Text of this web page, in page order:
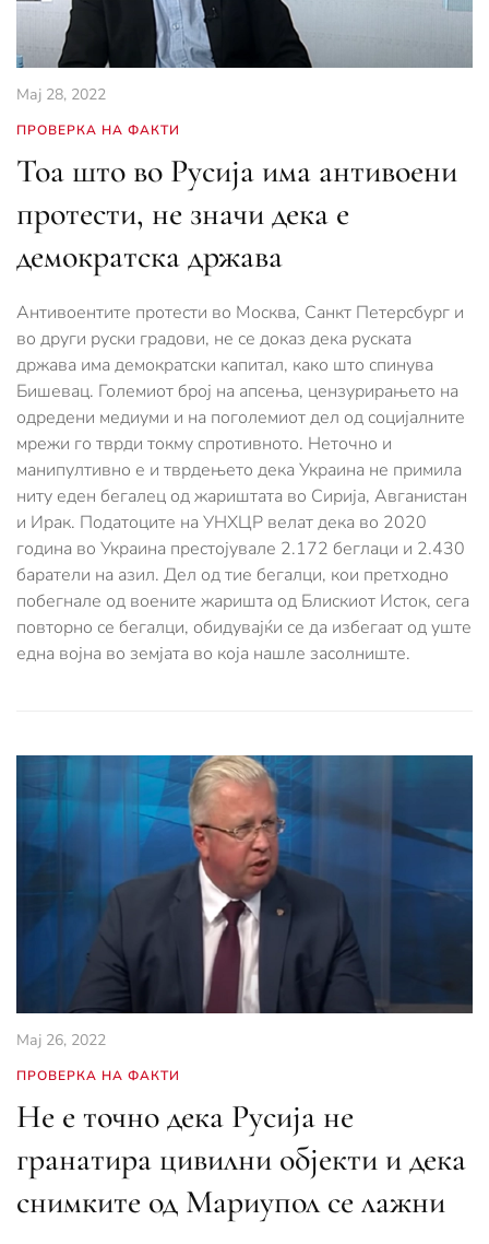
Мај 28, 2022
ПРОВЕРКА НА ФАКТИ
Тоа што во Русија има антивоени
протести, не значи дека е
демократска држава
Антивоентите протести во Москва, Санкт Петерсбург и
во други руски градови, не се доказ дека руската
држава има демократски капитал, како што спинува
Бишевац. Големиот број на апсења, цензурирањето на
одредени медиуми и на поголемиот дел од социјалните
мрежи го тврди токму спротивното. Неточно и
манипултивно е и тврдењето дека Украина не примила
ниту еден бегалец од жариштата во Сирија, Авганистан
и Ирак. Податоците на УНХЦР велат дека во 2020
година во Украина престојувале 2.172 беглаци и 2.430
баратели на азил. Дел од тие бегалци, кои претходно
побегнале од воените жаришта од Блискиот Исток, сега
повторно се бегалци, обидувајќи се да избегаат од уште
една војна во земјата во која нашле засолниште.
Мај 26, 2022
ПРОВЕРКА НА ФАКТИ
Не е точно дека Русија не
гранатира цивилни објекти и дека
снимките од Мариупол се лажни